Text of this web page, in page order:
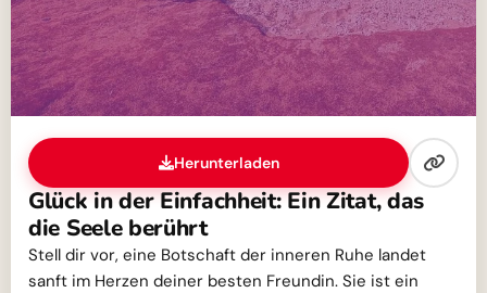
Herunterladen
Glück in der Einfachheit: Ein Zitat, das
die Seele berührt
Stell dir vor, eine Botschaft der inneren Ruhe landet
sanft im Herzen deiner besten Freundin. Sie ist ein